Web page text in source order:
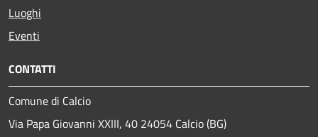
Luoghi
Eventi
CONTATTI
Comune di Calcio
Via Papa Giovanni XXIII, 40 24054 Calcio (BG)